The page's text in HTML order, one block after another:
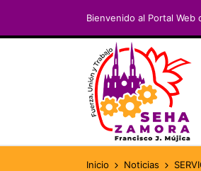
Bienvenido al Portal
Inicio Noticias